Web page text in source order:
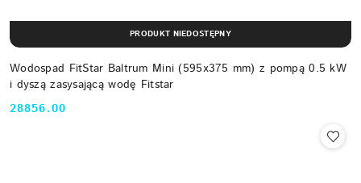
Wodospad FitStar Baltrum Mini (595x375 mm) z pompą 0.5 kW
i dyszą zasysającą wodę Fitstar
Cena:
28856.00
PRODUKT NIEDOSTĘPNY